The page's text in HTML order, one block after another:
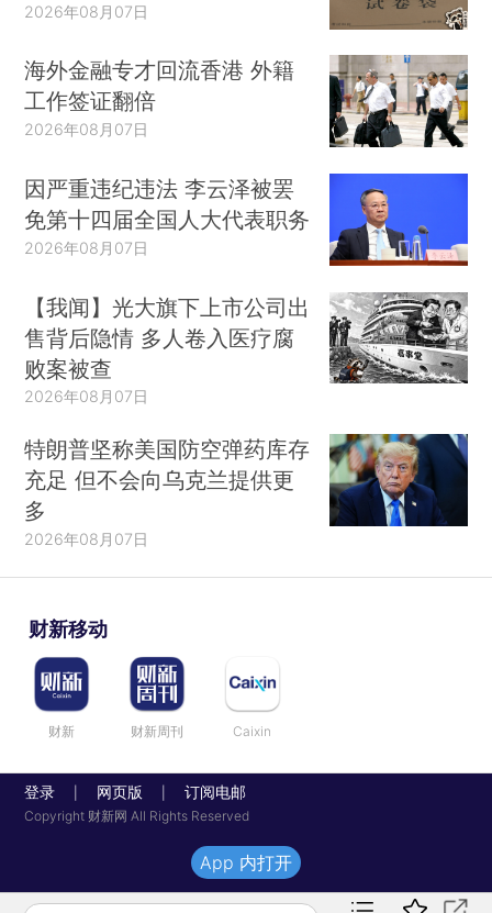
2026年08月07日
海外金融专才回流香港 外籍
工作签证翻倍
2026年08月07日
因严重违纪违法 李云泽被罢
免第十四届全国人大代表职务
2026年08月07日
【我闻】光大旗下上市公司出
售背后隐情 多人卷入医疗腐
败案被查
2026年08月07日
特朗普坚称美国防空弹药库存
充足 但不会向乌克兰提供更
多
2026年08月07日
财新移动
财新 财新周刊 Caixin
登录 网页版 订阅电邮
Copyright 财新网 All Rights Reserved
App 内打开